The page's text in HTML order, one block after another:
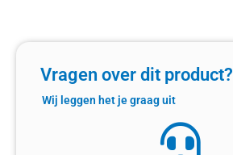
Vragen over dit product?
Wij leggen het je graag uit